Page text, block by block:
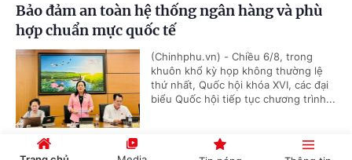
Bảo đảm an toàn hệ thống ngân hàng và phù
hợp chuẩn mực quốc tế
(Chinhphu.vn) - Chiều 6/8, trong
khuôn khổ kỳ họp không thường lệ
thứ nhất, Quốc hội khóa XVI, các đại
biểu Quốc hội tiếp tục chương trình...